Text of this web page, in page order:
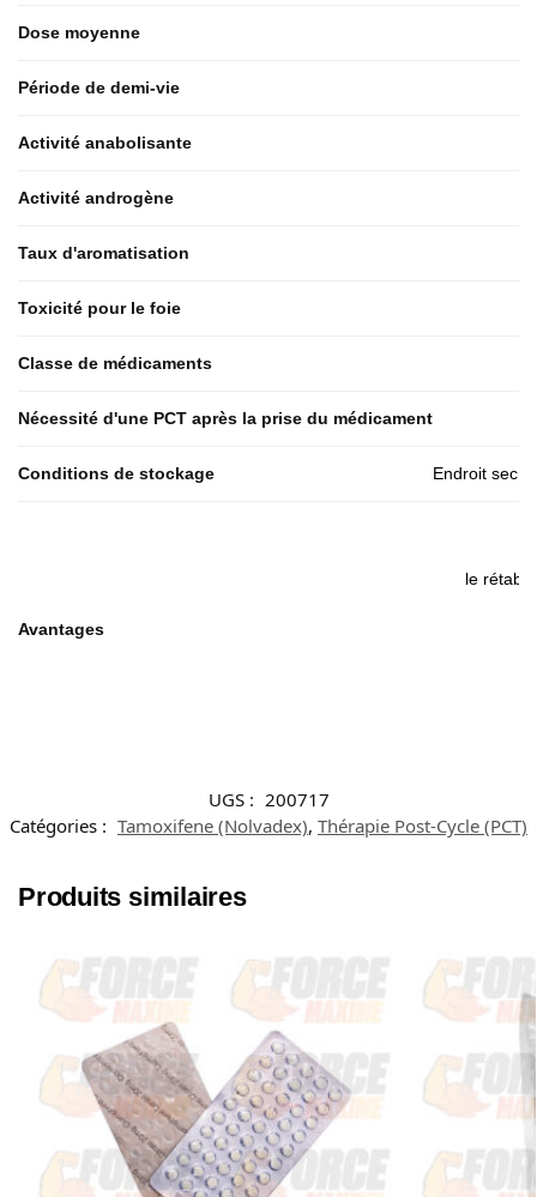
Dose moyenne
Période de demi-vie
Activité anabolisante
Activité androgène
Taux d'aromatisation
Toxicité pour le foie
Classe de médicaments
Nécessité d'une PCT après la prise du médicament
Conditions de stockage Endroit sec
Avantages
le
UGS : 200717
Catégories : Tamoxifene (Nolvadex), Thérapie Post-Cycle (PCT)
Produits similaires